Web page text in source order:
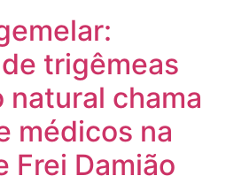
trigêmeas
natural chama
médicos na
Frei Damião